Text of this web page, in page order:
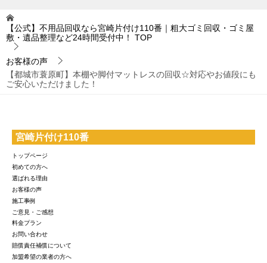
【公式】不用品回収なら宮崎片付け110番｜粗大ゴミ回収・ゴミ屋
敷・遺品整理など24時間受付中！
TOP
お客様の声
【都城市蓑原町】本棚や脚付マットレスの回収☆対応やお値段にも
ご安心いただけました！
宮崎片付け110番
トップページ
初めての方へ
選ばれる理由
お客様の声
施工事例
ご意見・ご感想
料金プラン
お問い合わせ
賠償責任補償について
加盟希望の業者の方へ